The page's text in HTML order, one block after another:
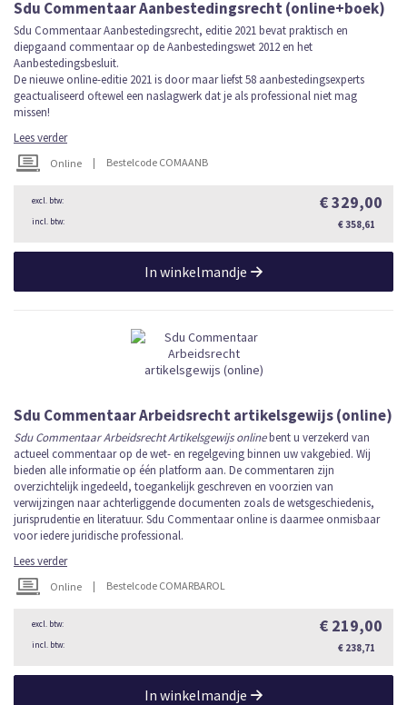
Sdu Commentaar Aanbestedingsrecht (online+boek)
Sdu Commentaar Aanbestedingsrecht, editie 2021 bevat praktisch en
diepgaand commentaar op de Aanbestedingswet 2012 en het
Aanbestedingsbesluit.
De nieuwe online-editie 2021 is door maar liefst 58 aanbestedingsexperts
geactualiseerd oftewel een naslagwerk dat je als professional niet mag
missen!
Lees verder
Online | Bestelcode COMAANB
€ 329,00
€ 358,61
In winkelmandje
Sdu Commentaar Arbeidsrecht artikelsgewijs (online)
Sdu Commentaar Arbeidsrecht Artikelsgewijs onlinebent u verzekerd van
actueel commentaar op de wet- en regelgeving binnen uw vakgebied. Wij
bieden alle informatie op één platform aan. De commentaren zijn
overzichtelijk ingedeeld, toegankelijk geschreven en voorzien van
verwijzingen naar achterliggende documenten zoals de wetsgeschiedenis,
jurisprudentie en literatuur. Sdu Commentaar online is daarmee onmisbaar
voor iedere juridische professional.
Lees verder
Online | Bestelcode COMARBAROL
€ 219,00
€ 238,71
In winkelmandje